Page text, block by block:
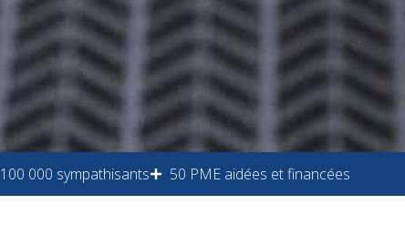
100 000 sympathisants 50 PME aidées et financées